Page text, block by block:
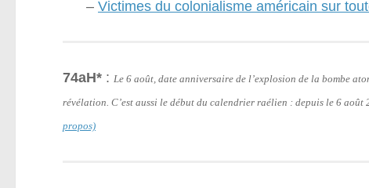
– Victimes du colonialisme américain sur
74aH* : Le 6 août, date anniversaire de l’explosion de la bombe
révélation. C’est aussi le début du calendrier raélien : depuis le 6 août
propos)